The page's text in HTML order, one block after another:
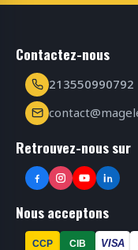
Contactez-nous
213550990792
Retrouvez-nous sur
Nous acceptons
CCP CIB VISA